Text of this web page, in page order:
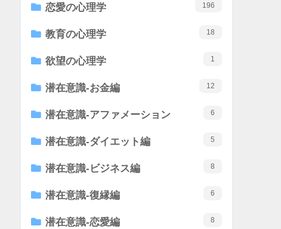
恋愛の心理学 196
教育の心理学 18
欲望の心理学 1
潜在意識-お金編 12
潜在意識-アファメーション 6
潜在意識-ダイエット編 5
潜在意識-ビジネス編 8
潜在意識-復縁編 6
潜在意識-恋愛編 8